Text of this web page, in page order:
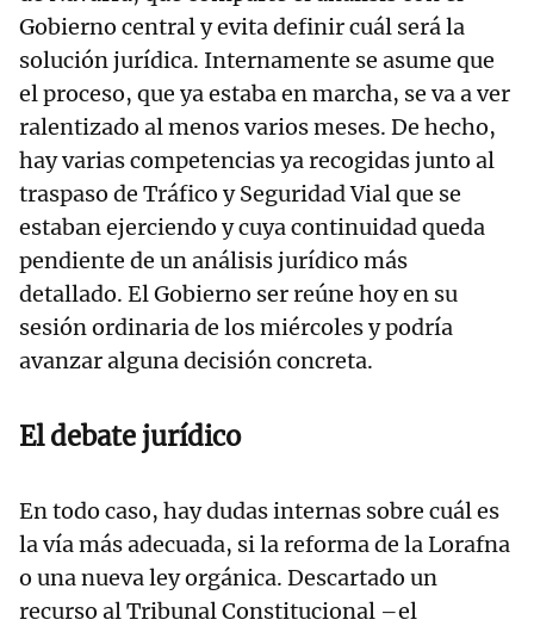
Gobierno central y evita definir cuál será la
solución jurídica. Internamente se asume que
el proceso, que ya estaba en marcha, se va a ver
ralentizado al menos varios meses. De hecho,
hay varias competencias ya recogidas junto al
traspaso de Tráfico y Seguridad Vial que se
estaban ejerciendo y cuya continuidad queda
pendiente de un análisis jurídico más
detallado. El Gobierno ser reúne hoy en su
sesión ordinaria de los miércoles y podría
avanzar alguna decisión concreta.
El debate jurídico
En todo caso, hay dudas internas sobre cuál es
la vía más adecuada, si la reforma de la Lorafna
o una nueva ley orgánica. Descartado un
recurso al Tribunal Constitucional –el